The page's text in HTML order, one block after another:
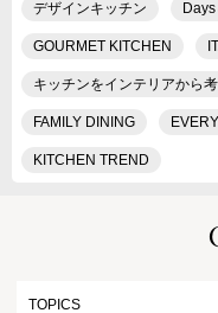
デザインキッチン
GOURMET KITCHEN
キッチンをインテリアから
FAMILY DINING
KITCHEN TREND
TOPICS